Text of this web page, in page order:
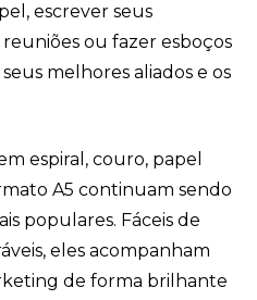
escrever seus
ou fazer esboços
melhores aliados e os
espiral, couro, papel
A5 continuam sendo
populares. Fáceis de
eles acompanham
de forma brilhante